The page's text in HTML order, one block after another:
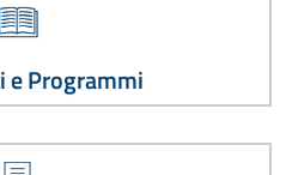
e Programmi